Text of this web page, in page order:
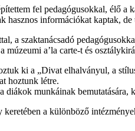
fel pedagógusokkal, élő
információkat kaptak,
a szaktanácsadó
a’la carte-t és
ki a „Divat elhalványul, a
hoztunk létre.
munkáinak bemutatására,
a különböző